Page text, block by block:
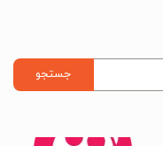
جستجو